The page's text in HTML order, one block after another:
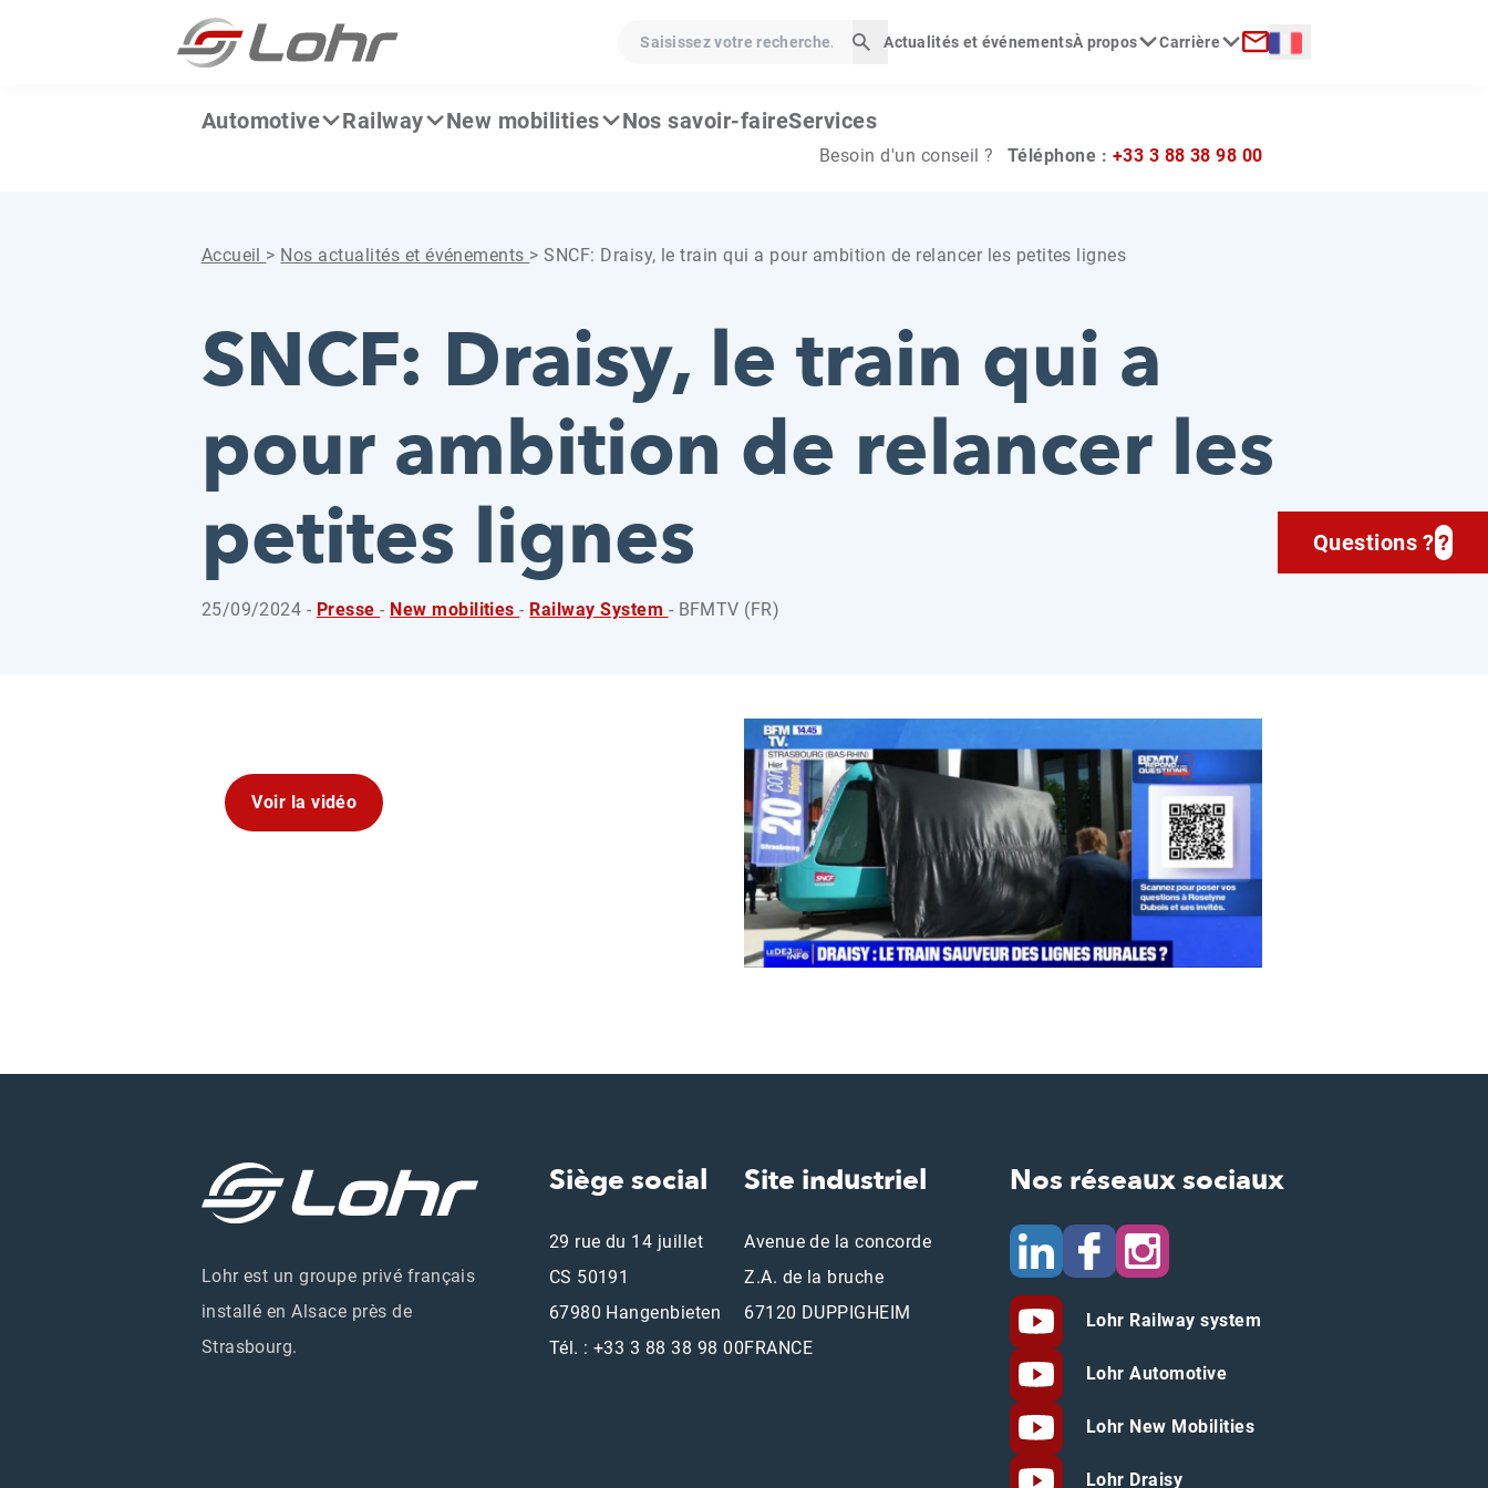
Aller directement au contenu
Saisissez votre recherche…
Lancer la recherche
Actualités et événementsÀ propos Carrière Langue :
Automotive Railway New mobilities Nos savoir-faireServices
Besoin d'un conseil ? Téléphone : +33 3 88 38 98 00
Accueil > Nos actualités et événements >SNCF: Draisy, le train qui a pour ambition de relancer les petites lignes
SNCF: Draisy, le train qui a
pour ambition de relancer les
petites lignes
25/09/2024 - Presse- New mobilities- Railway System - BFMTV (FR)
Voir la vidéo
Questions ??
Lohr est un groupe privé français
installé en Alsace près de
Strasbourg.
Siège social
29 rue du 14 juillet
CS 50191
67980 Hangenbieten
Tél. : +33 3 88 38 98 00
Site industriel
Avenue de la concorde
Z.A. de la bruche
67120 DUPPIGHEIM
FRANCE
Nos réseaux sociaux
Lohr Railway system
Lohr Automotive
Lohr New Mobilities
Lohr Draisy
Panneau de gestion des cookies